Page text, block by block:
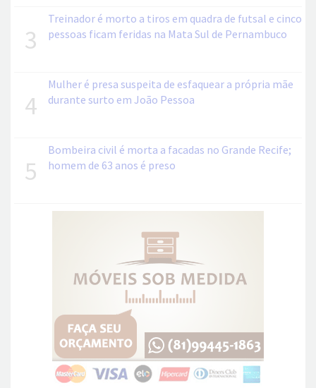
3
Treinador é morto a tiros em quadra de futsal e cinco
pessoas ficam feridas na Mata Sul de Pernambuco
4
Mulher é presa suspeita de esfaquear a própria mãe
durante surto em João Pessoa
5
Bombeira civil é morta a facadas no Grande Recife;
homem de 63 anos é preso